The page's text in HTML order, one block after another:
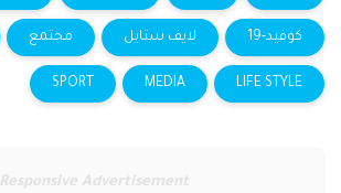
كوفيد-19 لايف ستايل مجتمع
LIFE STYLE
MEDIA
SPORT
Responsive Advertisement